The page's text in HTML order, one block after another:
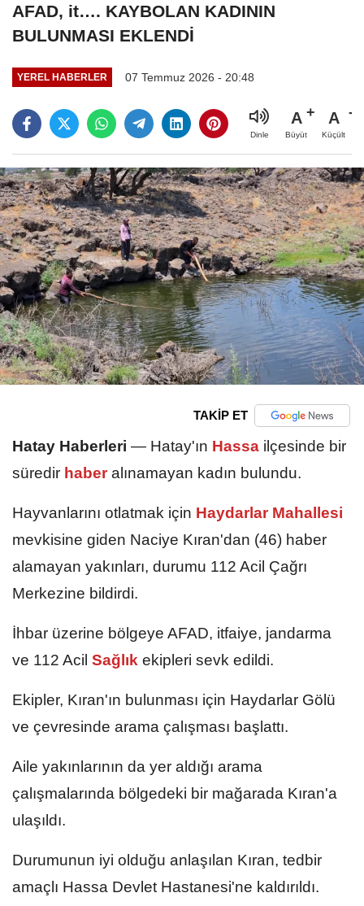
AFAD, it…. KAYBOLAN KADININ
BULUNMASI EKLENDİ
YEREL HABERLER 07 Temmuz 2026 - 20:48
Dinle
A
Büyüt
A
Küçült
TAKİP ET
Hatay Haberleri — Hatay'ın Hassa ilçesinde bir
süredir haberalınamayan kadın bulundu.
Hayvanlarını otlatmak için Haydarlar Mahallesi
mevkisine giden Naciye Kıran'dan (46) haber
alamayan yakınları, durumu 112 Acil Çağrı
Merkezine bildirdi.
İhbar üzerine bölgeye AFAD, itfaiye, jandarma
ve 112 Acil Sağlık ekipleri sevk edildi.
Ekipler, Kıran'ın bulunması için Haydarlar Gölü
ve çevresinde arama çalışması başlattı.
Aile yakınlarının da yer aldığı arama
çalışmalarında bölgedeki bir mağarada Kıran'a
ulaşıldı.
Durumunun iyi olduğu anlaşılan Kıran, tedbir
amaçlı Hassa Devlet Hastanesi'ne kaldırıldı.